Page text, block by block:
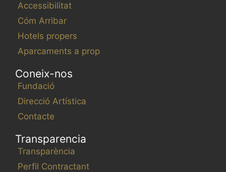
Accessibilitat
Cóm Arribar
Hotels propers
Aparcaments a prop
Coneix-nos
Fundació
Direcció Artística
Contacte
Transparencia
Transparència
Perfil Contractant